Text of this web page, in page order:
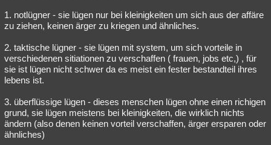
1. notlügner - sie lügen nur bei kleinigkeiten um sich aus der affäre
zu ziehen, keinen ärger zu kriegen und ähnliches.
2. taktische lügner - sie lügen mit system, um sich vorteile in
verschiedenen sitiationen zu verschaffen ( frauen, jobs etc,) , für
sie ist lügen nicht schwer da es meist ein fester bestandteil ihres
lebens ist.
3. überflüssige lügen - dieses menschen lügen ohne einen richigen
grund, sie lügen meistens bei kleinigkeiten, die wirklich nichts
ändern (also denen keinen vorteil verschaffen, ärger ersparen oder
ähnliches)